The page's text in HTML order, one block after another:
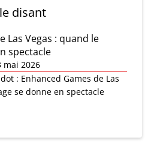
disant
Las Vegas : quand le
spectacle
mai 2026
: Enhanced Games de Las
se donne en spectacle